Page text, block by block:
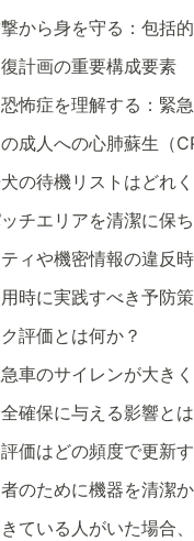
から身を守る：包括
計画の重要構成要素
怖症を理解する：緊
成人への心肺蘇生（
の待機リストはどれ
チエリアを清潔に保
ィや機密情報の違反
用時に実践すべき予防
評価とは何か？
車のサイレンが大き
確保に与える影響とは
価はどの頻度で更新
のために機器を清潔
ている人がいた場合